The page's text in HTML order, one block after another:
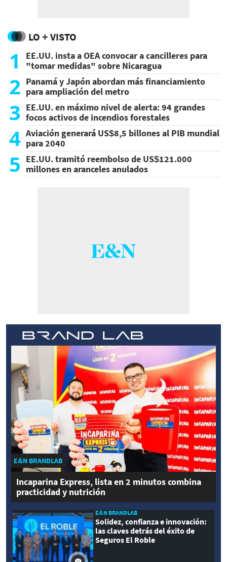
LO + VISTO
1
EE.UU. insta a OEA convocar a cancilleres para
"tomar medidas" sobre Nicaragua
2 Panamá y Japón abordan más financiamiento
para ampliación del metro
3 EE.UU. en máximo nivel de alerta: 94 grandes
focos activos de incendios forestales
4 Aviación generará US$8,5 billones al PIB mundial
para 2040
5 EE.UU. tramitó reembolso de US$121.000
millones en aranceles anulados
E&N BRANDLAB
Incaparina Express, lista en 2 minutos combina
practicidad y nutrición
E&N BRANDLAB
Solidez, confianza e innovación:
las claves detrás del éxito de
Seguros El Roble